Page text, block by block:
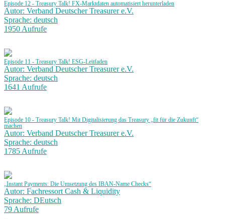
Episode 12 - Treasury Talk! FX-Marktdaten automatisiert herunterladen
Autor: Verband Deutscher Treasurer e.V.
Sprache: deutsch
1950 Aufrufe
Episode 11 - Treasury Talk! ESG-Leitfaden
Autor: Verband Deutscher Treasurer e.V.
Sprache: deutsch
1641 Aufrufe
Episode 10 - Treasury Talk! Mit Digitalisierung das Treasury „fit für die Zukunft“
machen
Autor: Verband Deutscher Treasurer e.V.
Sprache: deutsch
1785 Aufrufe
„Instant Payments: Die Umsetzung des IBAN-Name Checks“
Autor: Fachressort Cash & Liquidity
Sprache: DEutsch
79 Aufrufe